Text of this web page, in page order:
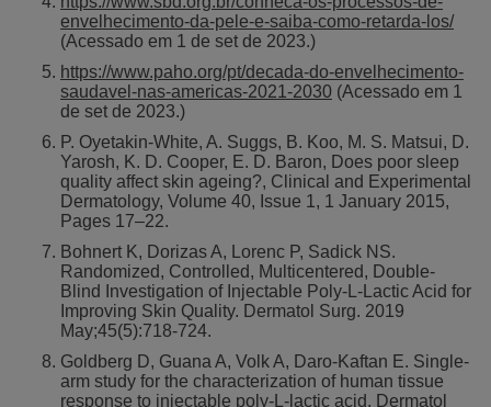
envelhecimento-da-pele-e-saiba-como-retarda-los/
(Acessado em 1 de set de 2023.)
https://www.paho.org/pt/decada-do-envelhecimento-
saudavel-nas-americas-2021-2030 (Acessado em 1
de set de 2023.)
P. Oyetakin‐White, A. Suggs, B. Koo, M. S. Matsui, D.
Yarosh, K. D. Cooper, E. D. Baron, Does poor sleep
quality affect skin ageing?, Clinical and Experimental
Dermatology, Volume 40, Issue 1, 1 January 2015,
Pages 17–22.
Bohnert K, Dorizas A, Lorenc P, Sadick NS.
Randomized, Controlled, Multicentered, Double-
Blind Investigation of Injectable Poly-L-Lactic Acid for
Improving Skin Quality. Dermatol Surg. 2019
May;45(5):718-724.
Goldberg D, Guana A, Volk A, Daro-Kaftan E. Single-
arm study for the characterization of human tissue
response to injectable poly-L-lactic acid. Dermatol